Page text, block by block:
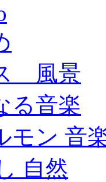
風景
る音楽
モン 音
自然